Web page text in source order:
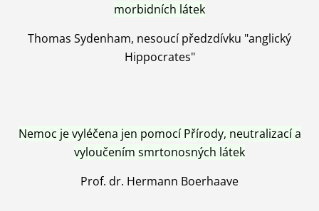
morbidních látek
Thomas Sydenham, nesoucí předzdívku "anglický
Hippocrates"
Nemoc je vyléčena jen pomocí Přírody, neutralizací a
vyloučením smrtonosných látek
Prof. dr. Hermann Boerhaave